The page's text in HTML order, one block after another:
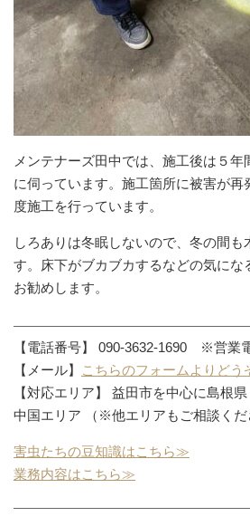
メンテナーズ田中では、施工後は５年
に伺っています。施工箇所に被害が再
度施工を行っています。
しろありは冬眠しないので、冬の間も
す。床下がブカブカするなどの気にな
お勧めします。
【電話番号】 090-3632-1690 ※営業
【メール】
こちらのフォームよりど
【対応エリア】 益田市を中心に島根
中国エリア （※他エリアもご相談くだ
害虫たちの豆知識はこちら≫
業務内容はこちら≫